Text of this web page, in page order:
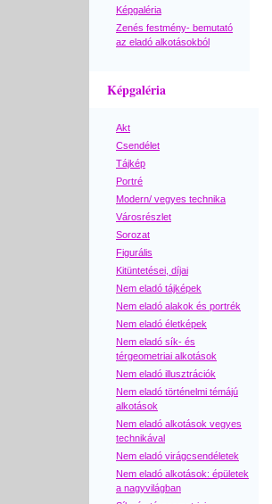
Képgaléria
Zenés festmény- bemutató
az eladó alkotásokból
Képgaléria
Akt
Csendélet
Tájkép
Portré
Modern/ vegyes technika
Városrészlet
Sorozat
Figurális
Kitüntetései, díjai
Nem eladó tájképek
Nem eladó alakok és portrék
Nem eladó életképek
Nem eladó sík- és
térgeometriai alkotások
Nem eladó illusztrációk
Nem eladó történelmi témájú
alkotások
Nem eladó alkotások vegyes
technikával
Nem eladó virágcsendéletek
Nem eladó alkotások: épületek
a nagyvilágban